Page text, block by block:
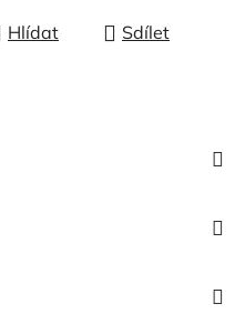
Hlídat Sdílet